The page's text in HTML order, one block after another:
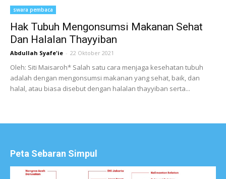
swara pembaca
Hak Tubuh Mengonsumsi Makanan Sehat
Dan Halalan Thayyiban
Abdullah Syafe'ie - 22 Oktober 2021
Oleh: Siti Maisaroh* Salah satu cara menjaga kesehatan tubuh
adalah dengan mengonsumsi makanan yang sehat, baik, dan
halal, atau biasa disebut dengan halalan thayyiban serta...
Peta Sebaran Simpul